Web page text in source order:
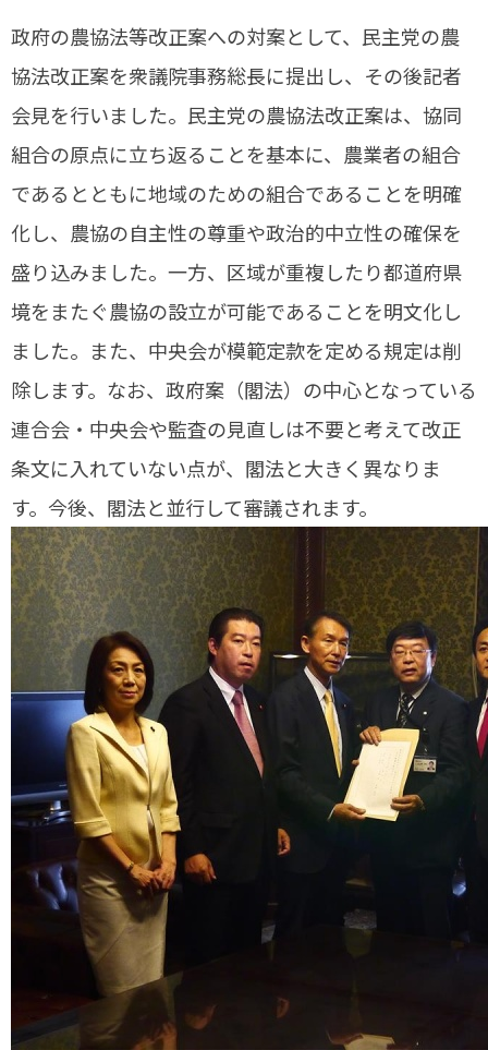
政府の農協法等改正案への対案として、民主党の農
協法改正案を衆議院事務総長に提出し、その後記者
会見を行いました。民主党の農協法改正案は、協同
組合の原点に立ち返ることを基本に、農業者の組合
であるとともに地域のための組合であることを明確
化し、農協の自主性の尊重や政治的中立性の確保を
盛り込みました。一方、区域が重複したり都道府県
境をまたぐ農協の設立が可能であることを明文化し
ました。また、中央会が模範定款を定める規定は削
除します。なお、政府案（閣法）の中心となっている
連合会・中央会や監査の見直しは不要と考えて改正
条文に入れていない点が、閣法と大きく異なりま
す。今後、閣法と並行して審議されます。